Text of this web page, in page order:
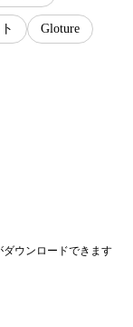
Gloture
ウンロードできます